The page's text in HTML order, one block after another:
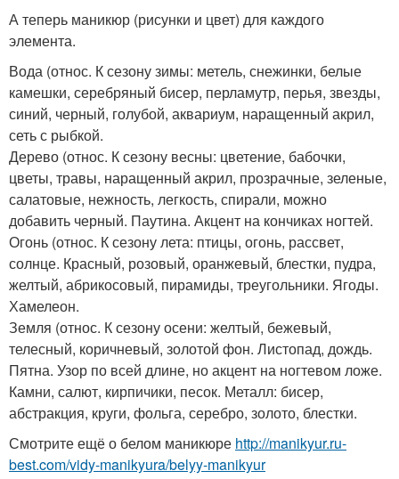
А теперь маникюр (рисунки и цвет) для каждого
элемента.
Вода (относ. К сезону зимы: метель, снежинки, белые
камешки, серебряный бисер, перламутр, перья, звезды,
синий, черный, голубой, аквариум, наращенный акрил,
сеть с рыбкой.
Дерево (относ. К сезону весны: цветение, бабочки,
цветы, травы, наращенный акрил, прозрачные, зеленые,
салатовые, нежность, легкость, спирали, можно
добавить черный. Паутина. Акцент на кончиках ногтей.
Огонь (относ. К сезону лета: птицы, огонь, рассвет,
солнце. Красный, розовый, оранжевый, блестки, пудра,
желтый, абрикосовый, пирамиды, треугольники. Ягоды.
Хамелеон.
Земля (относ. К сезону осени: желтый, бежевый,
телесный, коричневый, золотой фон. Листопад, дождь.
Пятна. Узор по всей длине, но акцент на ногтевом ложе.
Камни, салют, кирпичики, песок. Металл: бисер,
абстракция, круги, фольга, серебро, золото, блестки.
Смотрите ещё о белом маникюре http://manikyur.ru-
best.com/vidy-manikyura/belyy-manikyur